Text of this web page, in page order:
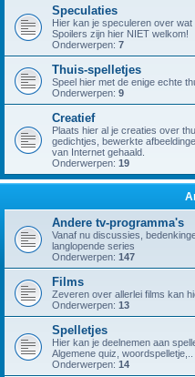
Speculaties
Hier kan je speculeren over wat
Spoilers zijn hier NIET welkom!
Onderwerpen: 7
Thuis-spelletjes
Speel hier met de enige echte
Onderwerpen: 9
Creatief
Plaats hier al je creaties over
gedichtjes, bewerkte
van Internet gehaald.
Onderwerpen: 19
Andere tv-programma's
Vanaf nu discussies,
langlopende series
Onderwerpen: 147
Films
Zeveren over allerlei films kan
Onderwerpen: 13
Spelletjes
Hier kan je deelnemen aan
Algemene quiz, woordspelletje,..
Onderwerpen: 14